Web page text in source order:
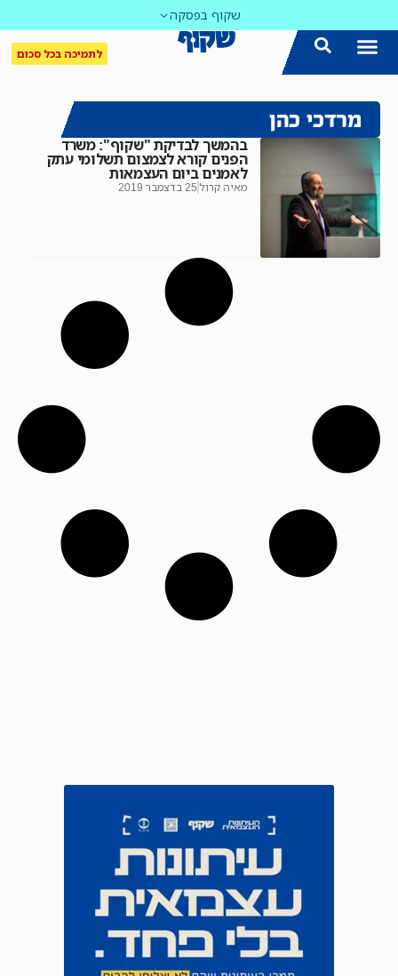
שקוף בפסקה
לתמיכה בכל סכום
מרדכי כהן
בהמשך לבדיקת "שקוף": משרד
הפנים קורא לצמצום תשלומי עתק
לאמנים ביום העצמאות
מאיה קרול 25 בדצמבר 2019